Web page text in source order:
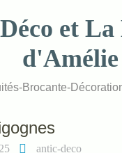
et
d'Amélie
Brocante-
antic-deco